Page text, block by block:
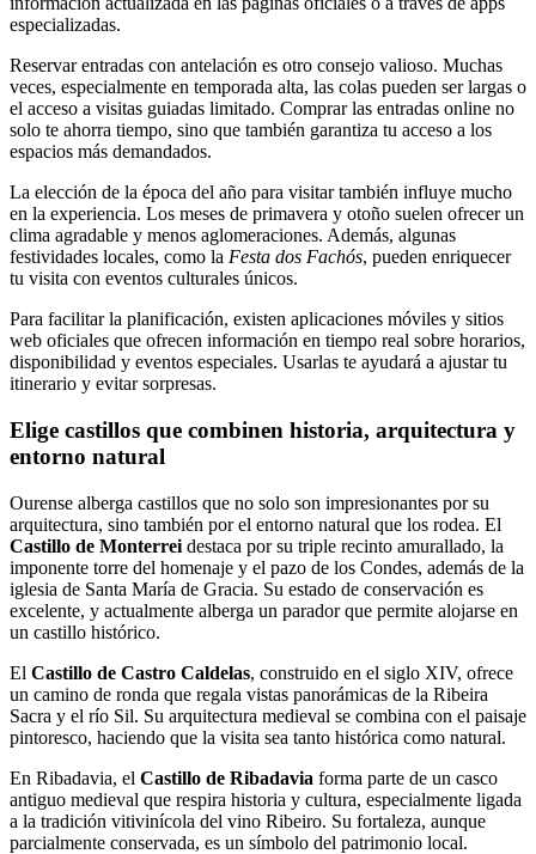
especializadas.
Reservar entradas con antelación es otro consejo valioso. Muchas
veces, especialmente en temporada alta, las colas pueden ser largas o
el acceso a visitas guiadas limitado. Comprar las entradas online no
solo te ahorra tiempo, sino que también garantiza tu acceso a los
espacios más demandados.
La elección de la época del año para visitar también influye mucho
en la experiencia. Los meses de primavera y otoño suelen ofrecer un
clima agradable y menos aglomeraciones. Además, algunas
festividades locales, como la Festa dos Fachós, pueden enriquecer
tu visita con eventos culturales únicos.
Para facilitar la planificación, existen aplicaciones móviles y sitios
web oficiales que ofrecen información en tiempo real sobre horarios,
disponibilidad y eventos especiales. Usarlas te ayudará a ajustar tu
itinerario y evitar sorpresas.
Elige castillos que combinen historia, arquitectura y
entorno natural
Ourense alberga castillos que no solo son impresionantes por su
arquitectura, sino también por el entorno natural que los rodea. El
Castillo de Monterrei destaca por su triple recinto amurallado, la
imponente torre del homenaje y el pazo de los Condes, además de la
iglesia de Santa María de Gracia. Su estado de conservación es
excelente, y actualmente alberga un parador que permite alojarse en
un castillo histórico.
El Castillo de Castro Caldelas, construido en el siglo XIV, ofrece
un camino de ronda que regala vistas panorámicas de la Ribeira
Sacra y el río Sil. Su arquitectura medieval se combina con el paisaje
pintoresco, haciendo que la visita sea tanto histórica como natural.
En Ribadavia, el Castillo de Ribadavia forma parte de un casco
antiguo medieval que respira historia y cultura, especialmente ligada
a la tradición vitivinícola del vino Ribeiro. Su fortaleza, aunque
parcialmente conservada, es un símbolo del patrimonio local.